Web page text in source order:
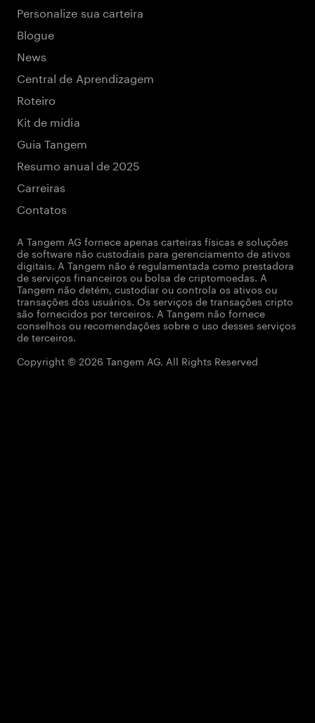
Personalize sua carteira
Blogue
News
Central de Aprendizagem
Roteiro
Kit de mídia
Guia Tangem
Resumo anual de 2025
Carreiras
Contatos
A Tangem AG fornece apenas carteiras físicas e soluções
de software não custodiais para gerenciamento de ativos
digitais. A Tangem não é regulamentada como prestadora
de serviços financeiros ou bolsa de criptomoedas. A
Tangem não detém, custodiar ou controla os ativos ou
transações dos usuários. Os serviços de transações cripto
são fornecidos por terceiros. A Tangem não fornece
conselhos ou recomendações sobre o uso desses serviços
de terceiros.